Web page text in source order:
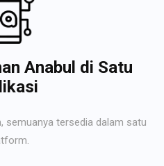
Anabul di Satu
semuanya tersedia dalam satu